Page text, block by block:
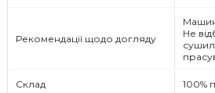
Рекомендації щодо догляду
Не
Склад 100%